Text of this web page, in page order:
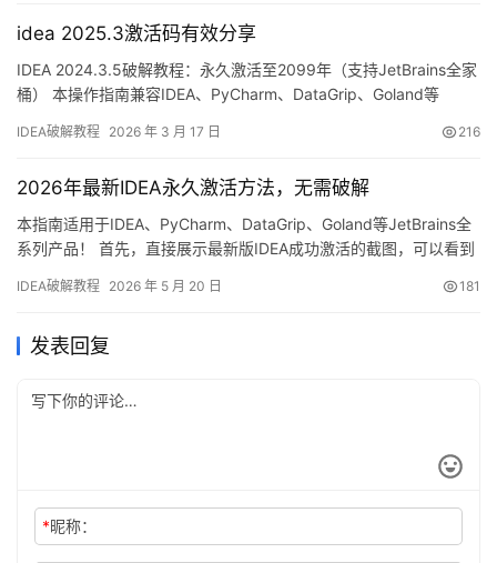
idea 2025.3激活码有效分享
IDEA 2024.3.5破解教程：永久激活至2099年（支持JetBrains全家
桶） 本操作指南兼容IDEA、PyCharm、DataGrip、Goland等
界面截图，如下图所示，可以看到许可证有效期已延续至2099年，
ID…
IDEA破解教程 2026 年 3 月 17 日 216
2026年最新IDEA永久激活方法，无需破解
本指南适用于IDEA、PyCharm、DataGrip、Goland等JetBrains全
系列产品！ 首先，直接展示最新版IDEA成功激活的截图，可以看到
文步骤，手把手教你如何将IDEA激活至2099年。 此方法同样适用
为你准备妥当。 永…
IDEA破解教程 2026 年 5 月 20 日 181
发表回复
*昵称：